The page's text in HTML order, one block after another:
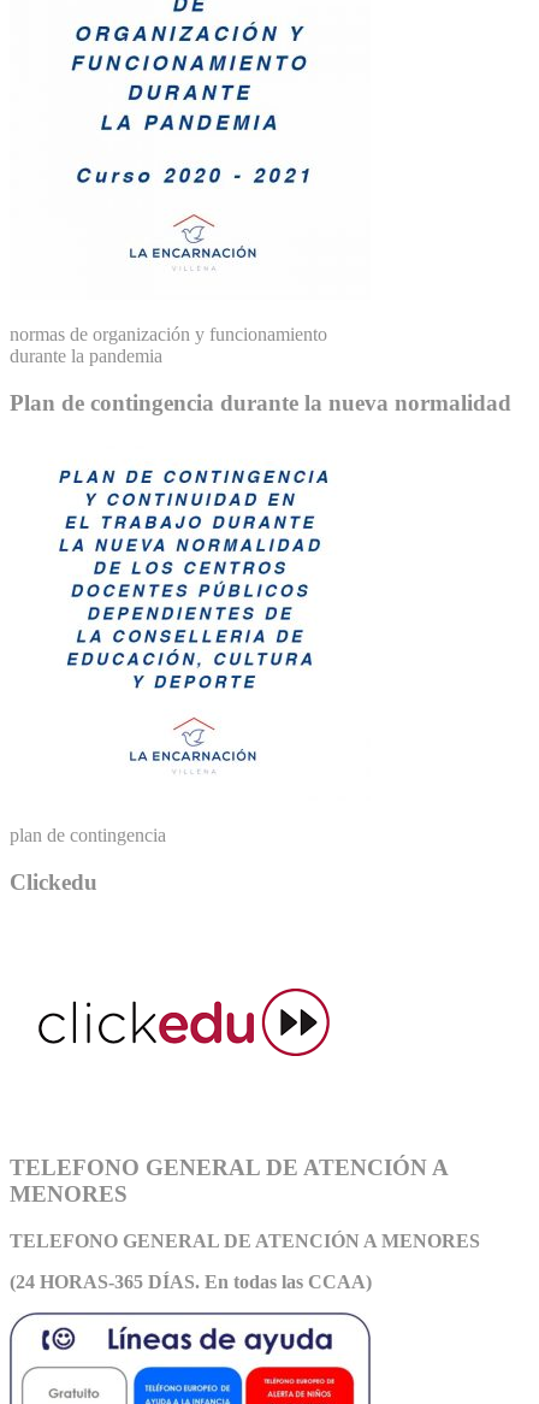
normas de organización y funcionamiento
durante la pandemia
Plan de contingencia durante la nueva normalidad
plan de contingencia
Clickedu
TELEFONO GENERAL DE ATENCIÓN A
MENORES
TELEFONO GENERAL DE ATENCIÓN A MENORES
(24 HORAS-365 DÍAS. En todas las CCAA)